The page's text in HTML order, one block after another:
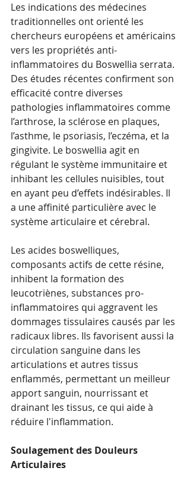
Les indications des médecines
traditionnelles ont orienté les
chercheurs européens et américains
vers les propriétés anti-
inflammatoires du Boswellia serrata.
Des études récentes confirment son
efficacité contre diverses
pathologies inflammatoires comme
l’arthrose, la sclérose en plaques,
l’asthme, le psoriasis, l’eczéma, et la
gingivite. Le boswellia agit en
régulant le système immunitaire et
inhibant les cellules nuisibles, tout
en ayant peu d’effets indésirables. Il
a une affinité particulière avec le
système articulaire et cérebral.
Les acides boswelliques,
composants actifs de cette résine,
inhibent la formation des
leucotriènes, substances pro-
inflammatoires qui aggravent les
dommages tissulaires causés par les
radicaux libres. Ils favorisent aussi la
circulation sanguine dans les
articulations et autres tissus
enflammés, permettant un meilleur
apport sanguin, nourrissant et
drainant les tissus, ce qui aide à
réduire l'inflammation.
Soulagement des Douleurs
Articulaires